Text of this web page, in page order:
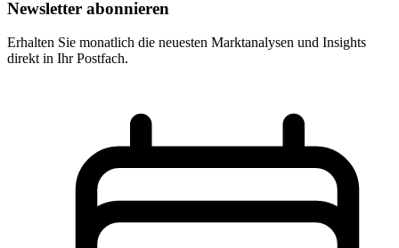
Newsletter abonnieren
Erhalten Sie monatlich die neuesten Marktanalysen und Insights
direkt in Ihr Postfach.